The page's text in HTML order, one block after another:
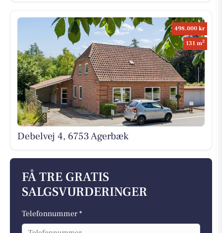
498.000 kr
131 m2
Debelvej 4, 6753 Agerbæk
FÅ TRE GRATIS
SALGSVURDERINGER
Telefonnummer *